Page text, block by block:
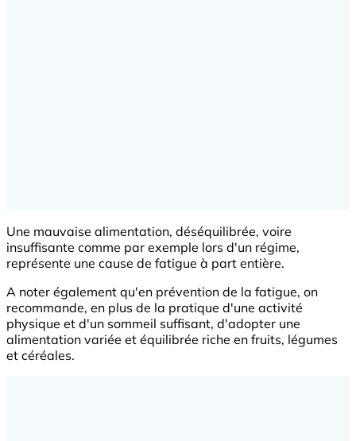
Une mauvaise alimentation, déséquilibrée, voire
insuffisante comme par exemple lors d'un régime,
représente une cause de fatigue à part entière.
A noter également qu'en prévention de la fatigue, on
recommande, en plus de la pratique d'une activité
physique et d'un sommeil suffisant, d'adopter une
alimentation variée et équilibrée riche en fruits, légumes
et céréales.